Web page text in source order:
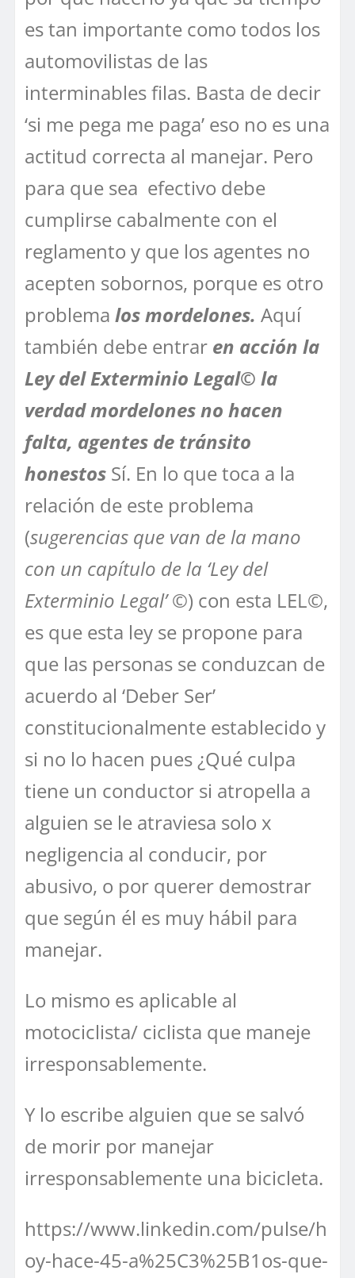
es tan importante como todos los
automovilistas de las
interminables filas. Basta de decir
‘si me pega me paga’ eso no es una
actitud correcta al manejar. Pero
para que sea efectivo debe
cumplirse cabalmente con el
reglamento y que los agentes no
acepten sobornos, porque es otro
problema los mordelones. Aquí
también debe entrar en acción la
Ley del Exterminio Legal© la
verdad mordelones no hacen
falta, agentes de tránsito
honestos Sí. En lo que toca a la
relación de este problema
(sugerencias que van de la mano
con un capítulo de la ‘Ley del
Exterminio Legal’ ©) con esta LEL©,
es que esta ley se propone para
que las personas se conduzcan de
acuerdo al ‘Deber Ser’
constitucionalmente establecido y
si no lo hacen pues ¿Qué culpa
tiene un conductor si atropella a
alguien se le atraviesa solo x
negligencia al conducir, por
abusivo, o por querer demostrar
que según él es muy hábil para
manejar.
Lo mismo es aplicable al
motociclista/ ciclista que maneje
irresponsablemente.
Y lo escribe alguien que se salvó
de morir por manejar
irresponsablemente una bicicleta.
https://www.linkedin.com/pulse/h
oy-hace-45-a%25C3%25B1os-que-